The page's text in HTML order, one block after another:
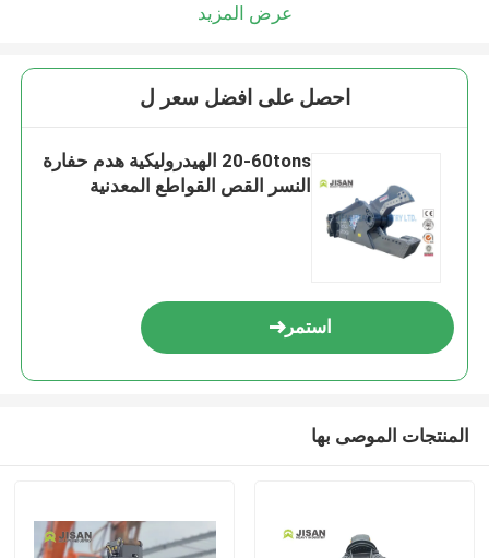
عرض المزيد
احصل على افضل سعر ل
20-60tons الهيدروليكية هدم حفارة
النسر القص القواطع المعدنية
استمر
المنتجات الموصى بها